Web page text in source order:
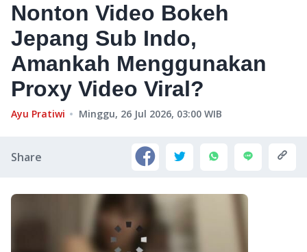
Nonton Video Bokeh
Jepang Sub Indo,
Amankah Menggunakan
Proxy Video Viral?
Ayu Pratiwi Minggu, 26 Jul 2026, 03:00 WIB
Share